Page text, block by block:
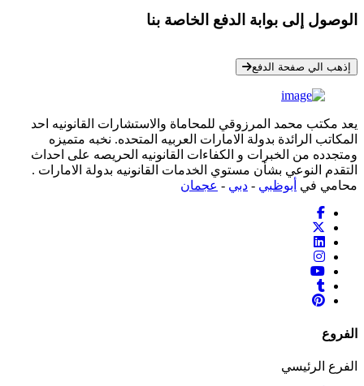
الوصول إلى بوابة الدفع الخاصة بنا
إذهب الي صفحة الدفع
يعد مكتب محمد المرزوقي للمحاماة والاستشارات القانونيه احد
المكاتب الرائدة بدولة الامارات العربيه المتحده. نخبه متميزه
ومتجدده من الخبرات و الكفاءات القانونيه الحريصه على احداث
التقدم النوعي بشأن مستوي الخدمات القانونيه بدولة الامارات .
محامي في أبوظبي - دبي - عجمان
الفروع
الفرع الرئيسي